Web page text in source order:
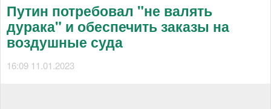
Путин потребовал "не валять
дурака" и обеспечить заказы на
воздушные суда
16:09 11.01.2023